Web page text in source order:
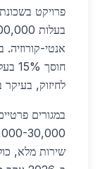
אנטי-
לחיזוק, בעיקר
במגורים